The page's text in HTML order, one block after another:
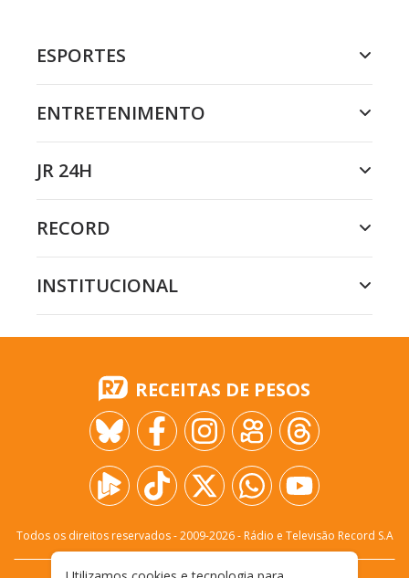
ESPORTES
ENTRETENIMENTO
JR 24H
RECORD
INSTITUCIONAL
RECEITAS DE PESOS
Todos os direitos reservados - 2009-2026- Rádio e Televisão Record S.A